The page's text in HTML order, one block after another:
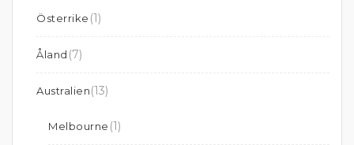
Österrike (1)
Åland (7)
Australien(13)
Melbourne (1)